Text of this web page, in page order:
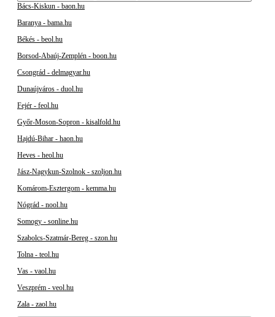
Bács-Kiskun - baon.hu
Baranya - bama.hu
Békés - beol.hu
Borsod-Abaúj-Zemplén - boon.hu
Csongrád - delmagyar.hu
Dunaújváros - duol.hu
Fejér - feol.hu
Győr-Moson-Sopron - kisalfold.hu
Hajdú-Bihar - haon.hu
Heves - heol.hu
Jász-Nagykun-Szolnok - szoljon.hu
Komárom-Esztergom - kemma.hu
Nógrád - nool.hu
Somogy - sonline.hu
Szabolcs-Szatmár-Bereg - szon.hu
Tolna - teol.hu
Vas - vaol.hu
Veszprém - veol.hu
Zala - zaol.hu